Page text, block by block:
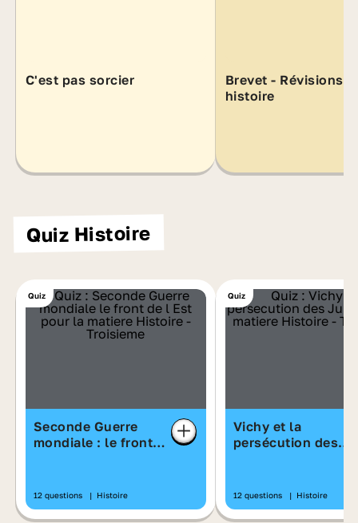
C'est pas sorcier
Brevet - Révisions
histoire
Quiz Histoire
Quiz
Seconde Guerre
mondiale : le front
12 questions | Histoire
Quiz
Vichy et la
persécution des
12 questions | Histoire